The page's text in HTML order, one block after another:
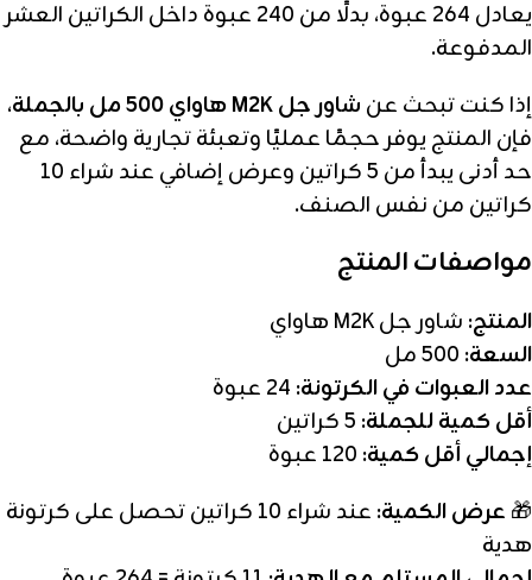
يعادل 264 عبوة، بدلًا من 240 عبوة داخل الكراتين العشر
المدفوعة.
إذا كنت تبحث عن شاور جل M2K هاواي 500 مل بالجملة
،
فإن المنتج يوفر حجمًا عمليًا وتعبئة تجارية واضحة، مع
حد أدنى يبدأ من 5 كراتين وعرض إضافي عند شراء 10
كراتين من نفس الصنف.
مواصفات المنتج
المنتج: شاور جل M2K هاواي
السعة:
عدد العبوات في الكرتونة:
أقل كمية للجملة:
إجمالي أقل كمية:
🎁 عرض الكمية:
عند شراء 10 كراتين تحصل على كرتونة
هدية